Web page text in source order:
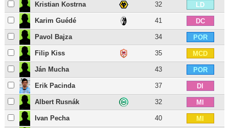
Kristian Kostrna 32 LD
Karim Guédé 41 DC
Pavol Bajza 34 POR
Filip Kiss 35 MCD
Ján Mucha 43 POR
Erik Pacinda 37 DI
Albert Rusnák 32 MI
Ivan Pecha 40 MI